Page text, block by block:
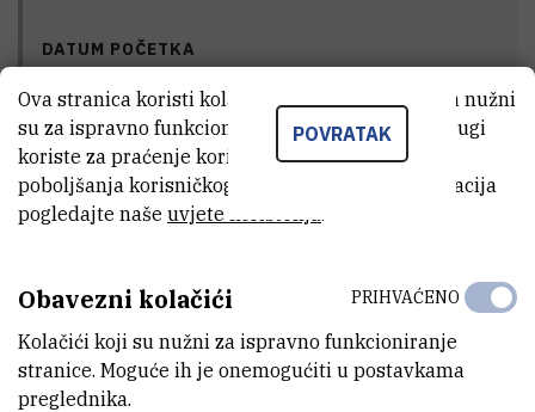
DATUM POČETKA
DATUM ZAVRŠETKA
31.12.2019.
Završen
POVRATAK
Ova stranica koristi kolačiće. Neki od tih kolačića nužni
su za ispravno funkcioniranje stranice, dok se drugi
koriste za praćenje korištenja stranice radi
poboljšanja korisničkog iskustva. Za više informacija
pogledajte naše uvjete korištenja
Obavezni kolačići
Kolačići koji su nužni za ispravno funkcioniranje
stranice. Moguće ih je onemogućiti u postavkama
preglednika.
PRIHVAĆENO